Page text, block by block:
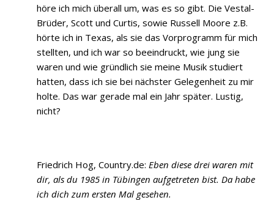
höre ich mich überall um, was es so gibt. Die Vestal-
Brüder, Scott und Curtis, sowie Russell Moore z.B.
hörte ich in Texas, als sie das Vorprogramm für mich
stellten, und ich war so beeindruckt, wie jung sie
waren und wie gründlich sie meine Musik studiert
hatten, dass ich sie bei nächster Gelegenheit zu mir
holte. Das war gerade mal ein Jahr später. Lustig,
nicht?
Friedrich Hog, Country.de: Eben diese drei waren mit
dir, als du 1985 in Tübingen aufgetreten bist. Da habe
ich dich zum ersten Mal gesehen.